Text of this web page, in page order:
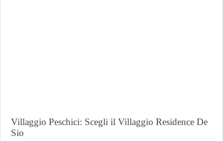
Villaggio Peschici: Scegli il Villaggio Residence De
Sio